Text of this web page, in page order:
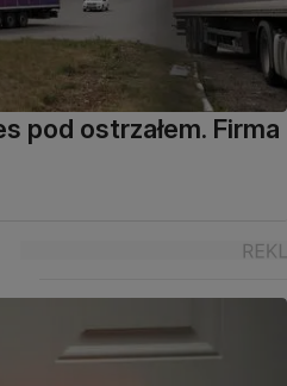
pod ostrzałem. Firma